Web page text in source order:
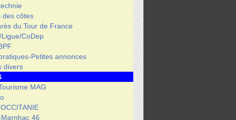
des côtes
du Tour de France
CoDep
Petites annonces
divers
MAG
46